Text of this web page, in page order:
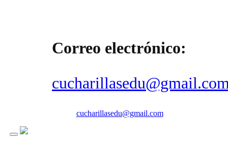
Correo electrónico:
cucharillasedu@gmail.com